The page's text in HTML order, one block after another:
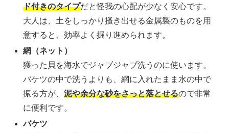
ド付きのタイプだと怪我の心配が少なく安心です。
大人は、土をしっかり掻き出せる金属製のものを用
意すると、効率よく掘り進められます。
網（ネット）
獲った貝を海水でジャブジャブ洗うのに使います。
バケツの中で洗うよりも、網に入れたまま水の中で
振る方が、泥や余分な砂をさっと落とせるので非常
に便利です。
バケツ